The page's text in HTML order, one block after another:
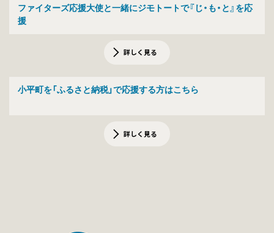
ファイターズ応援大使と一緒にジモトートで『じ・も・と』を応
援
詳しく見る
小平町を「ふるさと納税」で応援する方はこちら
詳しく見る